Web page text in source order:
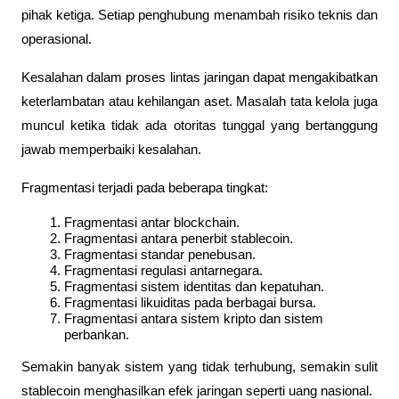
pihak ketiga. Setiap penghubung menambah risiko teknis dan
operasional.
Kesalahan dalam proses lintas jaringan dapat mengakibatkan
keterlambatan atau kehilangan aset. Masalah tata kelola juga
muncul ketika tidak ada otoritas tunggal yang bertanggung
jawab memperbaiki kesalahan.
Fragmentasi terjadi pada beberapa tingkat:
Fragmentasi antar blockchain.
Fragmentasi antara penerbit stablecoin.
Fragmentasi standar penebusan.
Fragmentasi regulasi antarnegara.
Fragmentasi sistem identitas dan kepatuhan.
Fragmentasi likuiditas pada berbagai bursa.
Fragmentasi antara sistem kripto dan sistem
perbankan.
Semakin banyak sistem yang tidak terhubung, semakin sulit
stablecoin menghasilkan efek jaringan seperti uang nasional.